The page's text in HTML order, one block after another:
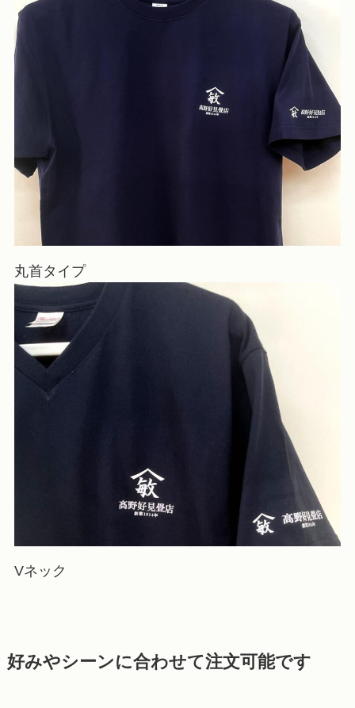
丸首タイプ
Vネック
好みやシーンに合わせて注文可能です